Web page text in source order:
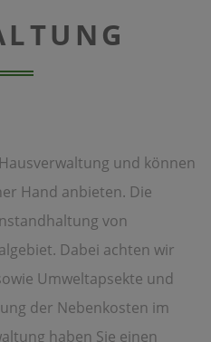
und können
Hand anbieten. Die
von
Dabei achten wir
Umweltapsekte und
der Nebenkosten im
haben Sie einen